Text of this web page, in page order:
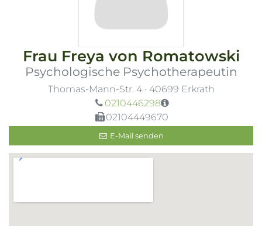
Frau Freya von Romatowski
Psychologische Psychotherapeutin
Thomas-Mann-Str. 4 · 40699 Erkrath
0210446298
02104449670
E-Mail senden